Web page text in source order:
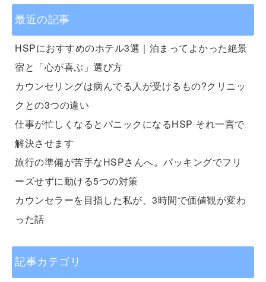
最近の記事
HSPにおすすめのホテル3選｜泊まってよかった絶景
宿と「心が喜ぶ」選び方
カウンセリングは病んでる人が受けるもの?クリニッ
クとの3つの違い
仕事が忙しくなるとパニックになるHSP それ一言で
解決させます
旅行の準備が苦手なHSPさんへ。パッキングでフリ
ーズせずに動ける5つの対策
カウンセラーを目指した私が、3時間で価値観が変わ
った話
記事カテゴリ